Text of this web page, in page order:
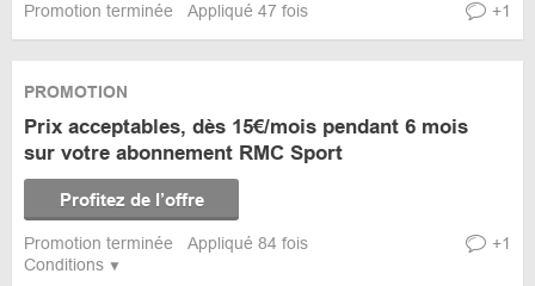
Promotion terminée Appliqué 47 fois +1
Conditions
PROMOTION
Prix acceptables, dès 15€/mois pendant 6 mois
sur votre abonnement RMC Sport
Profitez de l’offre
Promotion terminée Appliqué 84 fois +1